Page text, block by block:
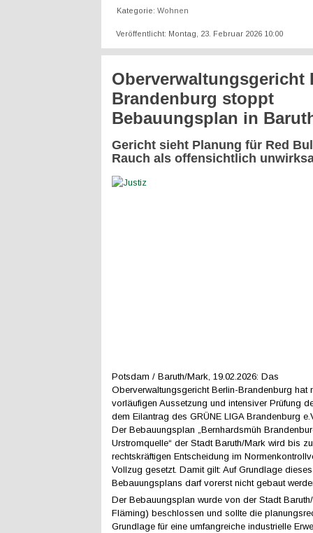
Kategorie: Wohnen
Veröffentlicht: Montag, 23. Februar 2026 10:00
Oberverwaltungsgericht
Brandenburg stoppt
Bebauungsplan in
Gericht sieht Planung für Red
Rauch als offensichtlich
Potsdam / Baruth/Mark, 19.02.2026: Das
Oberverwaltungsgericht Berlin-Brandenburg hat
vorläufigen Aussetzung und intensiver Prüfung
dem Eilantrag des GRÜNE LIGA Brandenburg
Der Bebauungsplan „Bernhardsmüh
Urstromquelle“ der Stadt Baruth/Mark wird bis
rechtskräftigen Entscheidung im
Vollzug gesetzt. Damit gilt: Auf Grundlage dieses
Bebauungsplans darf vorerst nicht gebaut
Der Bebauungsplan wurde von der Stadt
Fläming) beschlossen und sollte die
Grundlage für eine umfangreiche industrielle